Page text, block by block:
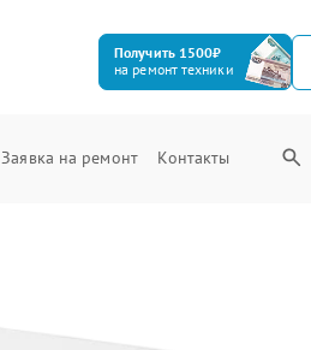
Получить 1500₽
на ремонт техники
Заявка на ремонт Контакты